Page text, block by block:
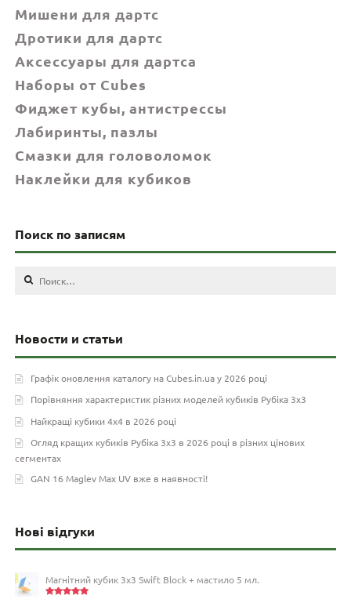
Мишени для дартс
Дротики для дартс
Аксессуары для дартса
Наборы от Cubes
Фиджет кубы, антистрессы
Лабиринты, пазлы
Смазки для головоломок
Наклейки для кубиков
Поиск по записям
Найти:
Новости и статьи
Графік оновлення каталогу на Cubes.in.ua у 2026 році
Порівняння характеристик різних моделей кубиків Рубіка 3х3
Найкращі кубики 4х4 в 2026 році
Огляд кращих кубиків Рубіка 3х3 в 2026 році в різних цінових
сегментах
GAN 16 Maglev Max UV вже в наявності!
Нові відгуки
Магнітний кубик 3х3 Swift Block + мастило 5 мл.